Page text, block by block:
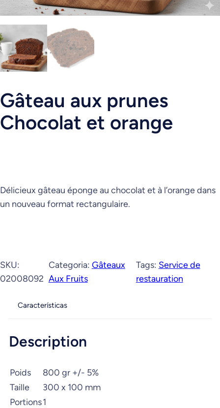
Gâteau aux prunes
Chocolat et orange
Délicieux gâteau éponge au chocolat et à l’orange dans
un nouveau format rectangulaire.
SKU:
02008092
Categoria: Gâteaux
Aux Fruits
Tags: Service de
restauration
Características
Description
Poids
800 gr +/- 5%
Taille
300 x 100 mm
Portions1